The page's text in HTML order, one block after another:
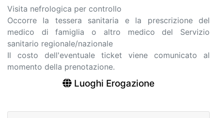
Visita nefrologica per controllo
Occorre la tessera sanitaria e la prescrizione del
medico di famiglia o altro medico del Servizio
sanitario regionale/nazionale
Il costo dell'eventuale ticket viene comunicato al
momento della prenotazione.
Luoghi Erogazione